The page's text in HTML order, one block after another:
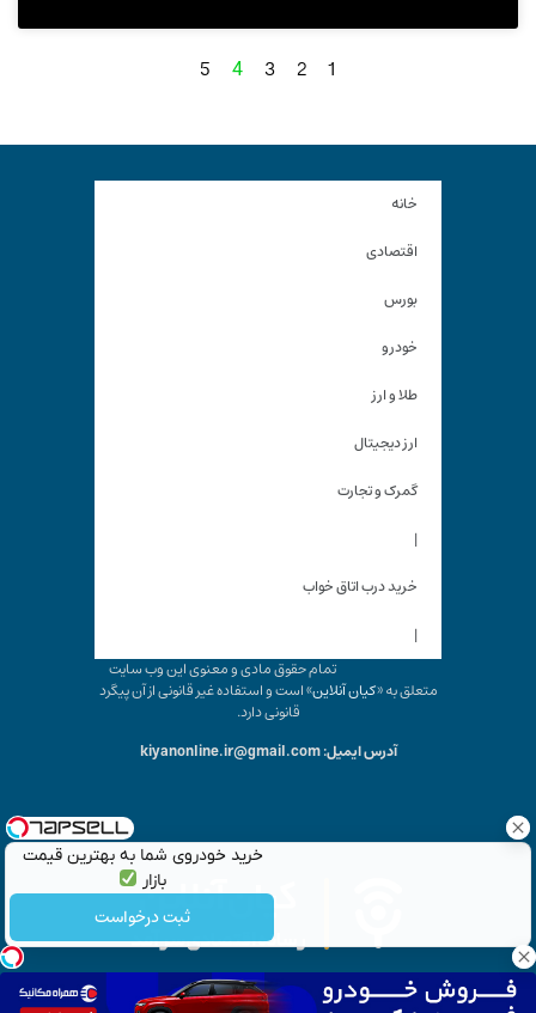
خرید خودروی شما به بهترین قیمت
بازار
ثبت درخواست
1
2
3
4
5
خانه
اقتصادی
بورس
خودرو
طلا و ارز
ارز دیجیتال
گمرک و تجارت
|
خرید درب اتاق خواب
|
تمام حقوق مادی و معنوی این وب سایت
متعلق به «کیان آنلاین» است و استفاده غیر قانونی از آن پیگرد
قانونی دارد.
آدرس ایمیل: kiyanonline.ir@gmail.com